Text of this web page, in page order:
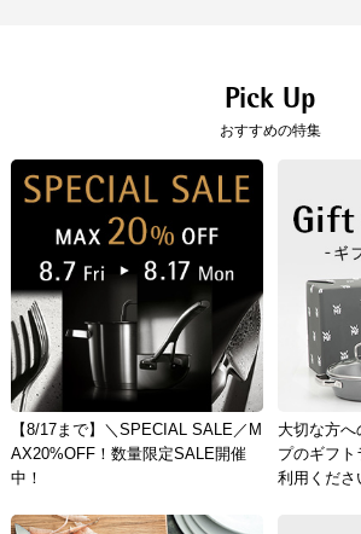
Pick Up
おすすめの特集
【8/17まで】＼SPECIAL SALE／M
AX20%OFF！数量限定SALE開催
中！
大切な方へ
プのギフ
利用くださ